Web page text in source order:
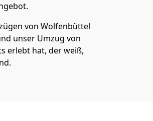
von Wolfenbüttel
unser Umzug von
erlebt hat, der weiß,